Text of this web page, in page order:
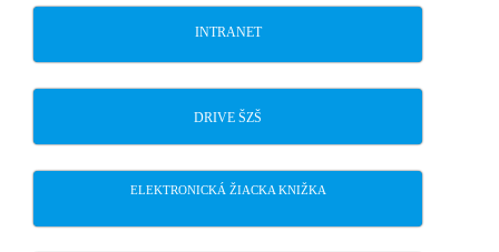
INTRANET
DRIVE ŠZŠ
ELEKTRONICKÁ ŽIACKA KNIŽKA